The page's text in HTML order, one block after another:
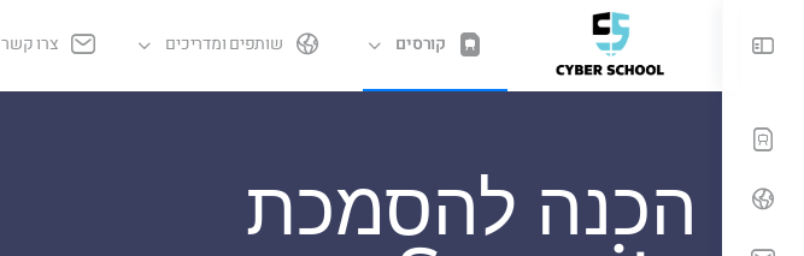
קורסים שותפים ומדריכים צרו קשר
הכנה להסמכת